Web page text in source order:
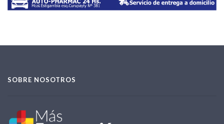
SOBRE NOSOTROS